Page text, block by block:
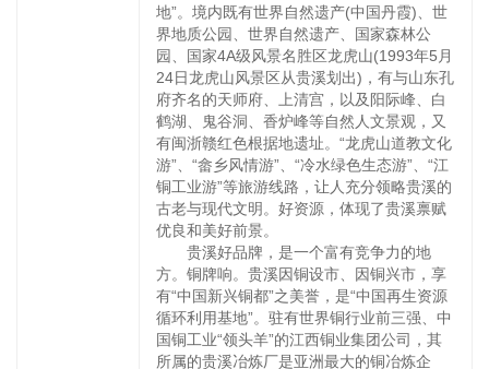
地”。境内既有世界自然遗产(中国丹霞)、世
界地质公园、世界自然遗产、国家森林公
园、国家4A级风景名胜区龙虎山(1993年5月
24日龙虎山风景区从贵溪划出)，有与山东孔
府齐名的天师府、上清宫，以及阳际峰、白
鹤湖、鬼谷洞、香炉峰等自然人文景观，又
有闽浙赣红色根据地遗址。“龙虎山道教文化
游”、“畲乡风情游”、“冷水绿色生态游”、“江
铜工业游”等旅游线路，让人充分领略贵溪的
古老与现代文明。好资源，体现了贵溪禀赋
优良和美好前景。
贵溪好品牌，是一个富有竞争力的地
方。铜牌响。贵溪因铜设市、因铜兴市，享
有“中国新兴铜都”之美誉，是“中国再生资源
循环利用基地”。驻有世界铜行业前三强、中
国铜工业“领头羊”的江西铜业集团公司，其
所属的贵溪冶炼厂是亚洲最大的铜冶炼企